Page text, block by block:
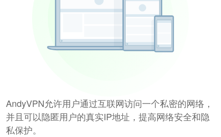
AndyVPN允许用户通过互联网访问一个私密的网络，
并且可以隐匿用户的真实IP地址，提高网络安全和隐
私保护。